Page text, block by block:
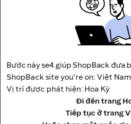
Địa chỉ: Tầng 12, Tháp A, Trụ Sở
Thương Mại Viettel,
số 285 Cách Mạng Tháng 8,
Hồ Chí Minh, Việt Nam
Chính Sách Bảo Mật
Bước này se4 giúp ShopBack đưa
ShopBack site you're on: Việt Nam
Vị trí được phát hiện: Hoa Kỳ
Đi đến trang
Tiếp tục ở trang